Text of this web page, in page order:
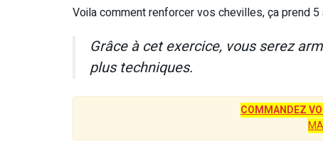
Voila comment renforcer vos chevilles, ça prend
Grâce à cet exercice, vous serez
plus techniques.
COMMANDEZ